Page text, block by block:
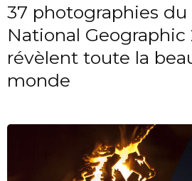
37 photographies du
National Geographic
révèlent toute la
monde